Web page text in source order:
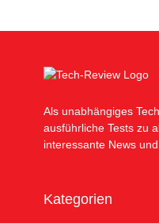
Als unabhängiges
ausführliche Tests zu
interessante News und
Kategorien